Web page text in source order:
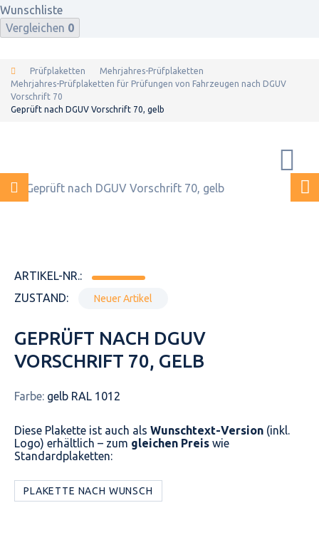
Wunschliste
Vergleichen 0
Prüfplaketten
Mehrjahres-Prüfplaketten
Mehrjahres-Prüfplaketten für Prüfungen von Fahrzeugen nach DGUV
Vorschrift 70
Geprüft nach DGUV Vorschrift 70, gelb
ARTIKEL-NR.:
ZUSTAND:
Neuer Artikel
GEPRÜFT NACH DGUV
VORSCHRIFT 70, GELB
Farbe: gelb RAL 1012
Diese Plakette ist auch als Wunschtext-Version (inkl.
Logo) erhältlich – zum gleichen Preis wie
Standardplaketten:
PLAKETTE NACH WUNSCH